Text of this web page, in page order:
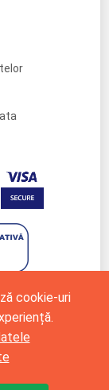
cookie-uri